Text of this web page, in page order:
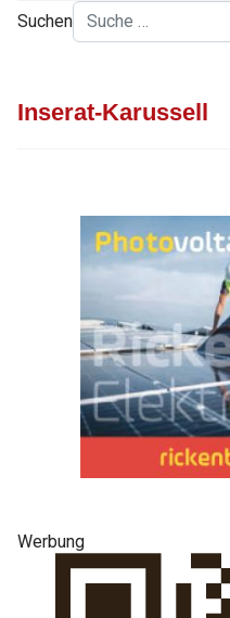
Suchen
Inserat-Karussell
Werbung